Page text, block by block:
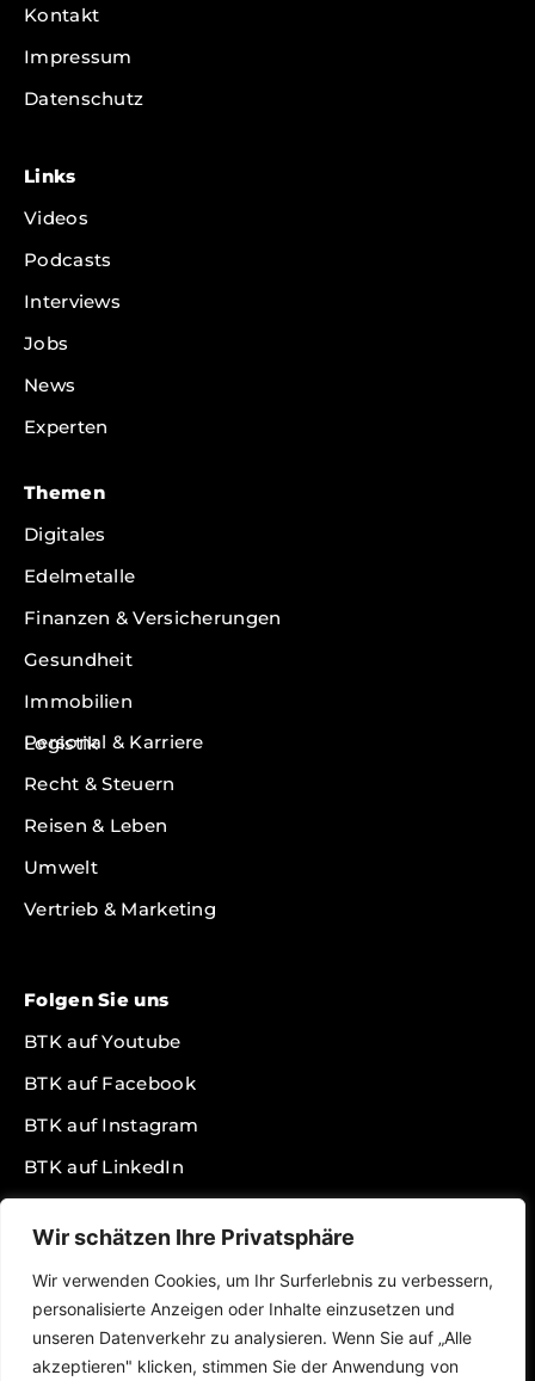
Wir schätzen Ihre Privatsphäre
Wir verwenden Cookies, um Ihr Surferlebnis zu verbessern,
personalisierte Anzeigen oder Inhalte einzusetzen und
unseren Datenverkehr zu analysieren. Wenn Sie auf „Alle
akzeptieren" klicken, stimmen Sie der Anwendung von
Kontakt
Impressum
Datenschutz
Links
Videos
Podcasts
Interviews
Jobs
News
Experten
Themen
Digitales
Edelmetalle
Finanzen & Versicherungen
Gesundheit
Immobilien
Logistik
Personal & Karriere
Recht & Steuern
Reisen & Leben
Umwelt
Vertrieb & Marketing
Folgen Sie uns
BTK auf Youtube
BTK auf Facebook
BTK auf Instagram
BTK auf LinkedIn
BTK auf TikTok
BTK Podcast auf Spotify
BTK Presseportal